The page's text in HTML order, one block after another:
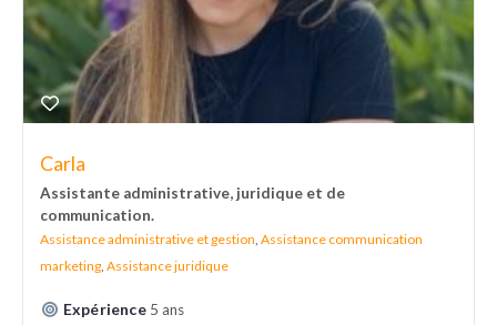
Carla
Assistante administrative, juridique et de
communication.
Assistance administrative et gestion, Assistance communication
marketing, Assistance juridique
Expérience 5 ans